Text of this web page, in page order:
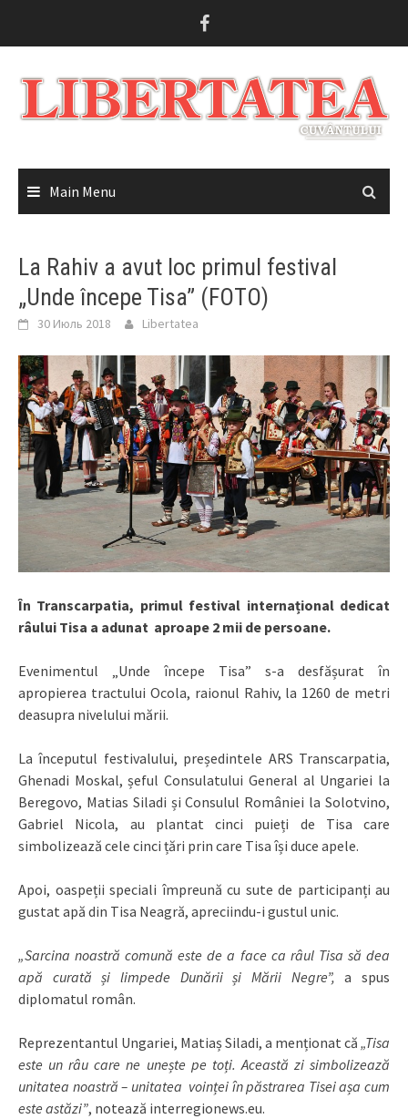
Main Menu
La Rahiv a avut loc primul festival
„Unde începe Tisa” (FOTO)
30 Июль 2018 Libertatea
În Transcarpatia, primul festival internațional dedicat
râului Tisa a adunat aproape 2 mii de persoane.
Evenimentul „Unde începe Tisa” s-a desfășurat în
apropierea tractului Ocola, raionul Rahiv, la 1260 de metri
deasupra nivelului mării.
La începutul festivalului, președintele ARS Transcarpatia,
Ghenadi Moskal, șeful Consulatului General al Ungariei la
Beregovo, Matias Siladi și Consulul României la Solotvino,
Gabriel Nicola, au plantat cinci puieți de Tisa care
simbolizează cele cinci țări prin care Tisa își duce apele.
Apoi, oaspeții speciali împreună cu sute de participanți au
gustat apă din Tisa Neagră, apreciindu-i gustul unic.
„Sarcina noastră comună este de a face ca râul Tisa să dea
apă curată și limpede Dunării și Mării Negre”, a spus
diplomatul român.
Reprezentantul Ungariei, Matiaș Siladi, a menționat că „Tisa
este un râu care ne unește pe toți. Această zi simbolizează
unitatea noastră – unitatea voinței în păstrarea Tisei așa cum
este astăzi”, notează interregionews.eu.